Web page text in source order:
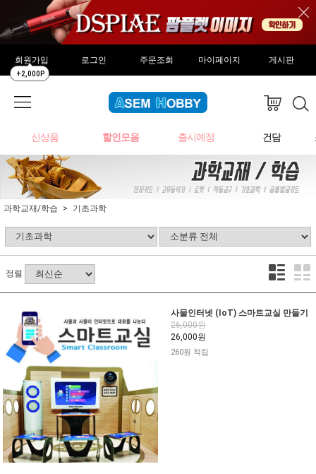
회원가입
+2,000P
로그인 주문조회 마이페이지 게시판
신상품 할인모음 출시예정 건담
과학교재/학습 기초과학
정렬
사물인터넷 (IoT) 스마트교실 만들기
26,000원
26,000원
260원 적립